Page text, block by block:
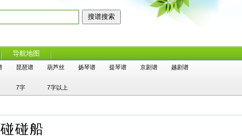
导航地图
琵琶谱 葫芦丝 扬琴谱 提琴谱 京剧谱
越剧谱
7字 7字以上
碰碰船